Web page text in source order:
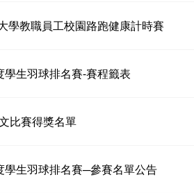
學教職員工校園路跑健康計時賽
生羽球排名賽-賽程籤表
比賽得獎名單
學生羽球排名賽─參賽名單公告